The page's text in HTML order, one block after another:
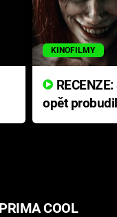
KINOFILMY
opět
přichází s
COOL